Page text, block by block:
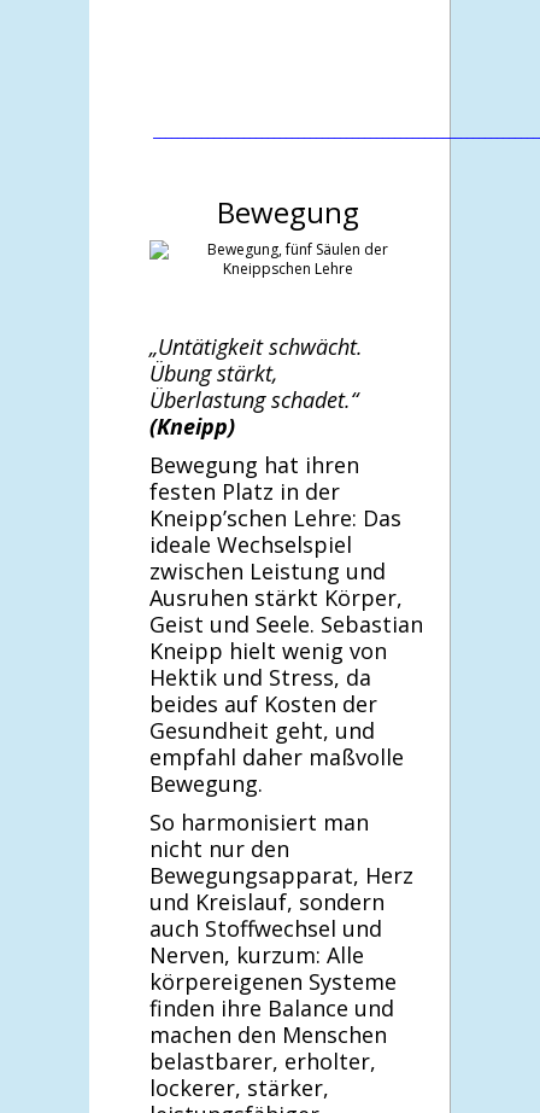
Bewegung
„Untätigkeit schwächt.
Übung stärkt,
Überlastung schadet.“
(Kneipp)
Bewegung hat ihren
festen Platz in der
Kneipp’schen Lehre: Das
ideale Wechselspiel
zwischen Leistung und
Ausruhen stärkt Körper,
Geist und Seele. Sebastian
Kneipp hielt wenig von
Hektik und Stress, da
beides auf Kosten der
Gesundheit geht, und
empfahl daher maßvolle
Bewegung.
So harmonisiert man
nicht nur den
Bewegungsapparat, Herz
und Kreislauf, sondern
auch Stoffwechsel und
Nerven, kurzum: Alle
körpereigenen Systeme
finden ihre Balance und
machen den Menschen
belastbarer, erholter,
lockerer, stärker,